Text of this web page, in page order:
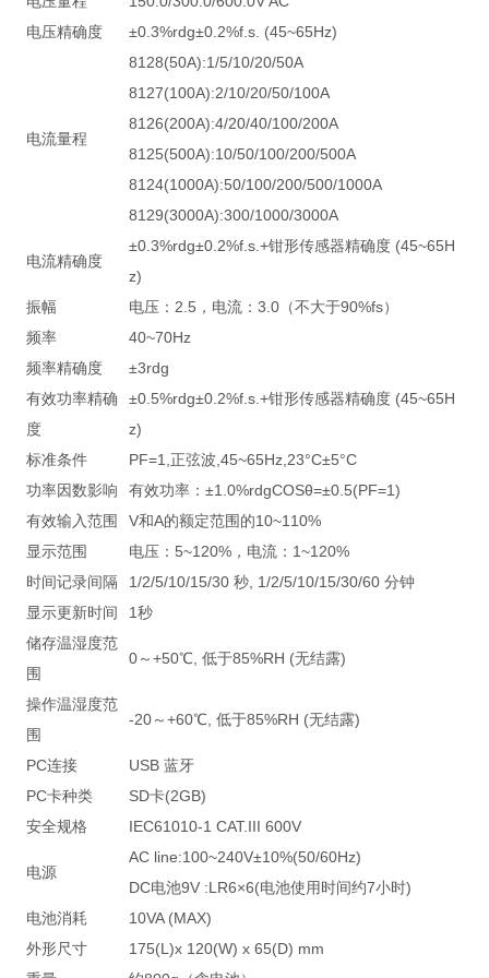
电压精确度
±0.3%rdg±0.2%f.s. (45~65Hz)
电流量程
8128(50A):1/5/10/20/50A
8127(100A):2/10/20/50/100A
8126(200A):4/20/40/100/200A
8125(500A):10/50/100/200/500A
8124(1000A):50/100/200/500/1000A
8129(3000A):300/1000/3000A
电流精确度
±0.3%rdg±0.2%f.s.+钳形传感器精确度 (45~65H
z)
振幅
电压：2.5，电流：3.0（不大于90%fs）
频率
40~70Hz
频率精确度
±3rdg
有效功率精确
度
±0.5%rdg±0.2%f.s.+钳形传感器精确度 (45~65H
z)
标准条件
PF=1,正弦波,45~65Hz,23°C±5°C
功率因数影响
有效功率：±1.0%rdgCOSθ=±0.5(PF=1)
有效输入范围
V和A的额定范围的10~110%
显示范围
电压：5~120%，电流：1~120%
时间记录间隔
1/2/5/10/15/30 秒, 1/2/5/10/15/30/60 分钟
显示更新时间
1秒
储存温湿度范
围
0～+50℃, 低于85%RH (无结露)
操作温湿度范
围
-20～+60℃, 低于85%RH (无结露)
PC连接
USB 蓝牙
PC卡种类
SD卡(2GB)
安全规格
IEC61010-1 CAT.III 600V
电源
AC line:100~240V±10%(50/60Hz)
DC电池9V :LR6×6(电池使用时间约7小时)
电池消耗
10VA (MAX)
外形尺寸
175(L)x 120(W) x 65(D) mm